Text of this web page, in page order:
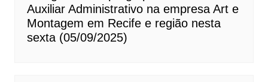
Auxiliar Administrativo na empresa Art e
Montagem em Recife e região nesta
sexta (05/09/2025)